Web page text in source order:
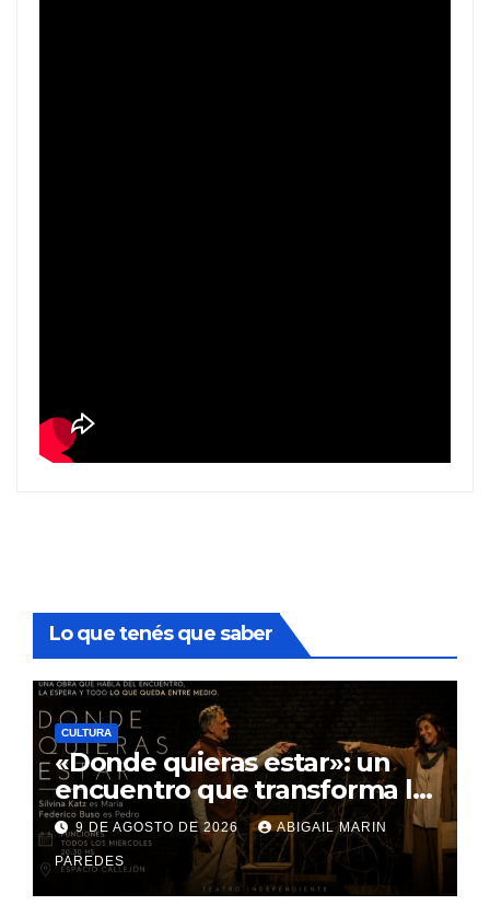
Lo que tenés que saber
CULTURA
«Donde quieras estar»: un
encuentro que transforma la
espera en el lugar donde
habita el alma
9 DE AGOSTO DE 2026 ABIGAIL MARIN
PAREDES